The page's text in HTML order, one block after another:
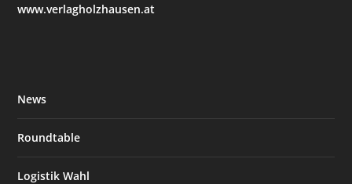
www.verlagholzhausen.at
News
Roundtable
Logistik Wahl